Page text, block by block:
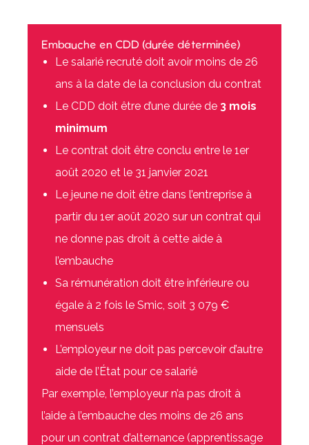
Embauche en CDD (durée déterminée)
Le salarié recruté doit avoir moins de 26
ans à la date de la conclusion du contrat
Le CDD doit être d’une durée de 3 mois
minimum
Le contrat doit être conclu entre le 1er
août 2020 et le 31 janvier 2021
Le jeune ne doit être dans l’entreprise à
partir du 1er août 2020 sur un contrat qui
ne donne pas droit à cette aide à
l’embauche
Sa rémunération doit être inférieure ou
égale à 2 fois le Smic, soit 3 079 €
mensuels
L’employeur ne doit pas percevoir d’autre
aide de l’État pour ce salarié
Par exemple, l’employeur n’a pas droit à
l’aide à l’embauche des moins de 26 ans
pour un contrat d’alternance (apprentissage